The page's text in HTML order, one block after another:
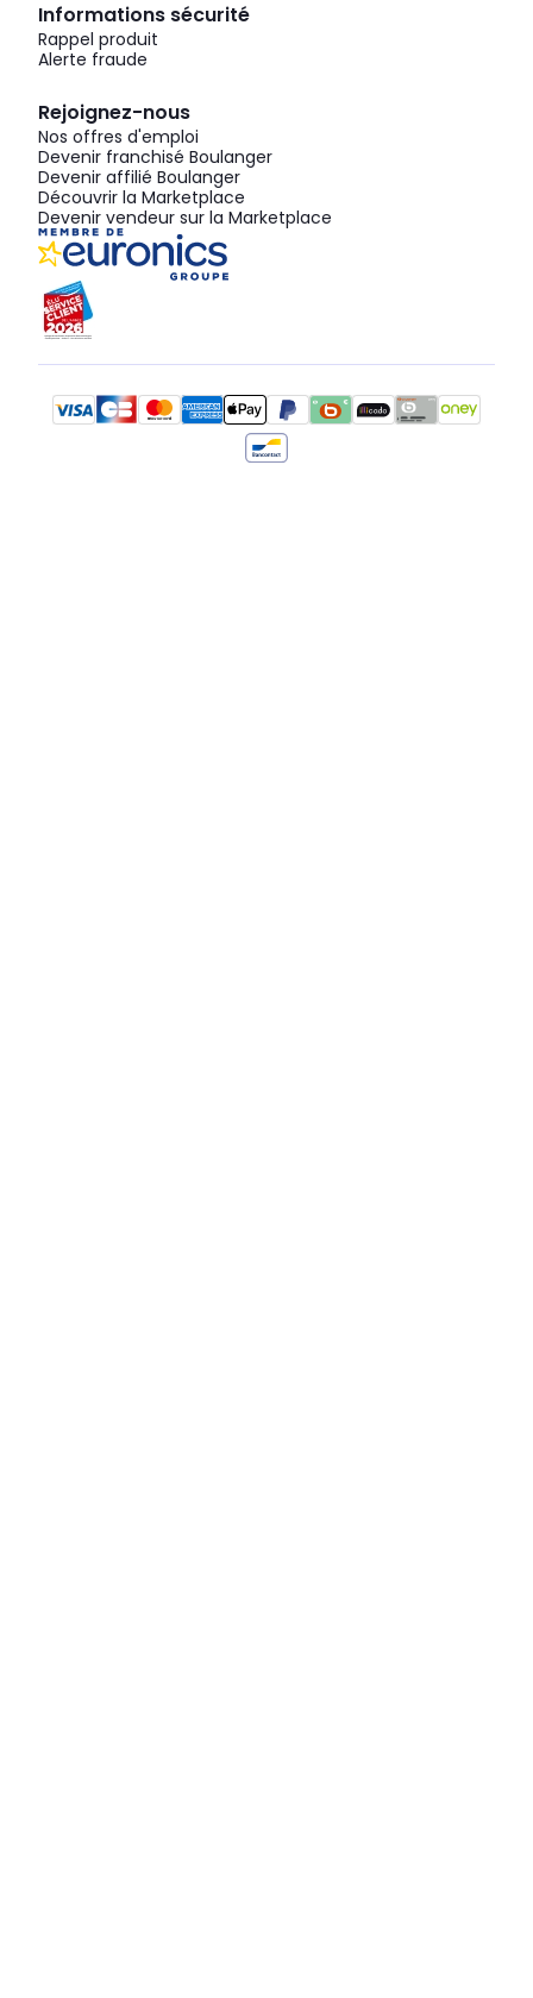
Informations sécurité
Rappel produit
Alerte fraude
Rejoignez-nous
Nos offres d'emploi
Devenir franchisé Boulanger
Devenir affilié Boulanger
Découvrir la Marketplace
Devenir vendeur sur la Marketplace